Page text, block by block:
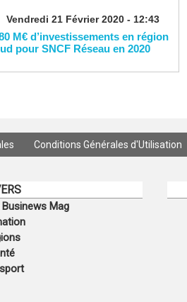
Vendredi 21 Février 2020 - 12:43
M€ d’investissements en région
pour SNCF Réseau en 2020
Conditions Générales d'Utilisation
Mag